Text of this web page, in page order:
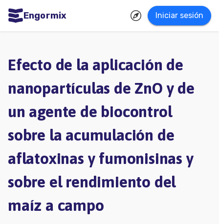
Engormix Iniciar sesión
Agricultura
Balanceados
Avicultura
Ganadería
Lechería
Porcicultura
Efecto de la aplicación de
nanopartículas de ZnO y de
un agente de biocontrol
sobre la acumulación de
aflatoxinas y fumonisinas y
sobre el rendimiento del
maíz a campo